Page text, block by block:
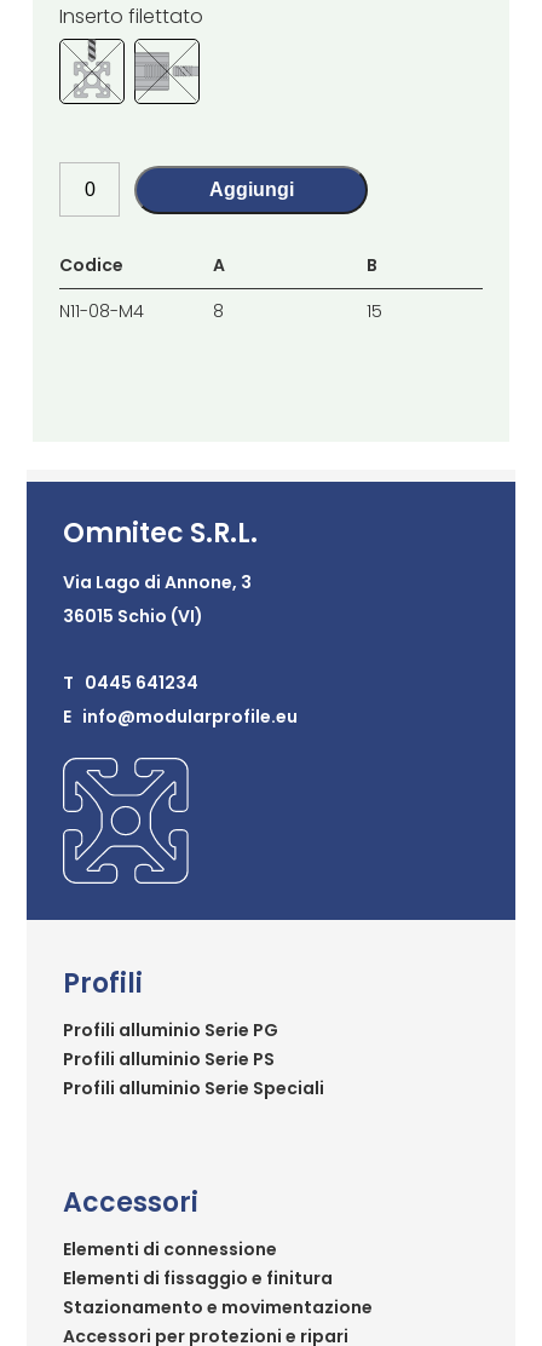
Inserto filettato
Aggiungi
Codice
N11-08-M4
A
8
B
15
Omnitec S.R.L.
Via Lago di Annone, 3
36015 Schio (VI)
T 0445 641234
E info@modularprofile.eu
Profili
Profili alluminio Serie PG
Profili alluminio Serie PS
Profili alluminio Serie Speciali
Accessori
Elementi di connessione
Elementi di fissaggio e finitura
Stazionamento e movimentazione
Accessori per protezioni e ripari